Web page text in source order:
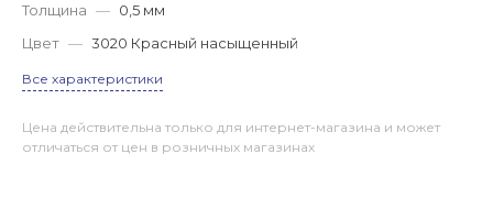
Толщина — 0,5 мм
Цвет — 3020 Красный насыщенный
Все характеристики
Цена действительна только для интернет-магазина и может
отличаться от цен в розничных магазинах